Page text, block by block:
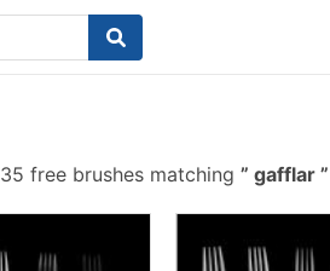
35 free brushes matching gafflar